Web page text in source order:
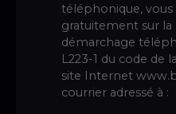
téléphonique, vous
gratuitement sur
démarchage
L223-1 du code de
site Internet
courrier adressé à :